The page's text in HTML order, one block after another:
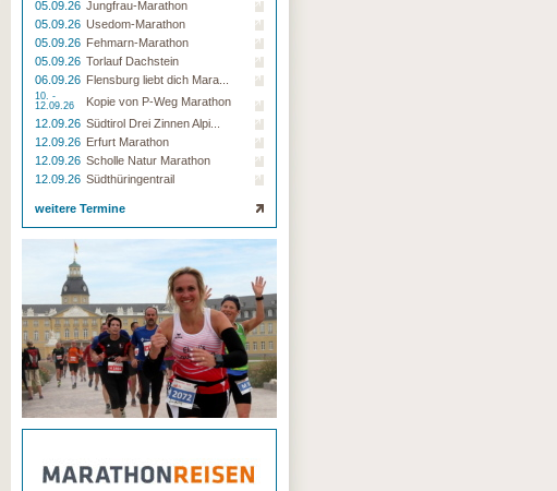
05.09.26 Jungfrau-Marathon
05.09.26 Usedom-Marathon
05.09.26 Fehmarn-Marathon
05.09.26 Torlauf Dachstein
06.09.26 Flensburg liebt dich Mara...
10. -
12.09.26
Kopie von P-Weg Marathon
12.09.26 Südtirol Drei Zinnen Alpi...
12.09.26 Erfurt Marathon
12.09.26 Scholle Natur Marathon
12.09.26 Südthüringentrail
weitere Termine